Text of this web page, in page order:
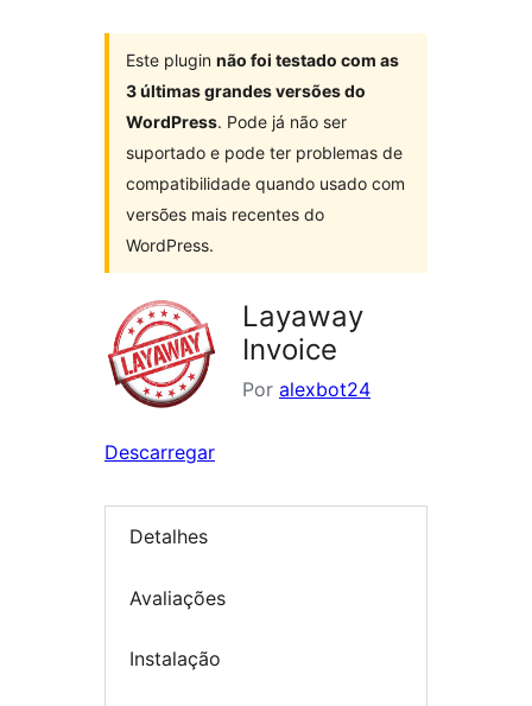
Este plugin não foi testado com as
3 últimas grandes versões do
WordPress. Pode já não ser
suportado e pode ter problemas de
compatibilidade quando usado com
versões mais recentes do
WordPress.
Layaway
Invoice
Por alexbot24
Descarregar
Detalhes
Avaliações
Instalação